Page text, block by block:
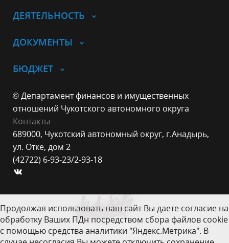
ДЕЯТЕЛЬНОСТЬ
ДОКУМЕНТЫ
БЮДЖЕТ
© Департамент финансов и имущественных
отношений Чукотского автономного округа
Контакты
689000, Чукотский автономный округ, г.Анадырь,
ул. Отке, дом 2
(42722) 6-93-23/2-93-18
Продолжая использовать наш сайт Вы даете согласие на
обработку Ваших ПДн посредством сбора файлов cookie
с помощью средства аналитики "Яндекс.Метрика". В